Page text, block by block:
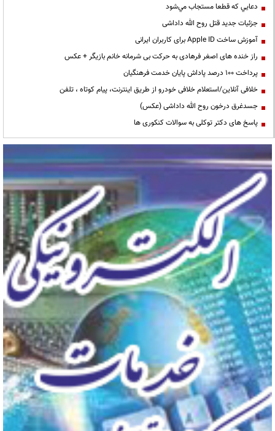
دعايي كه قطعا مستجاب مي‌شود
جزئیات جدید قتل روح الله داداشی
آموزش ساخت Apple ID برای کاربران ایرانی
راز خنده های اصغر فرهادی به حرکت بی شرمانه خانم بازیگر + عکس
پرداخت ۱۰۰ درصد پاداش پایان خدمت فرهنگیان
خلافی آنلاین/استعلام خلافی خودرو از طریق اینترنت، پیام کوتاه ، تلفن
جسدغرق درخون روح الله داداشی (عکس)
پاسخ های دکتر توکلی به سوالات کنکوری ها